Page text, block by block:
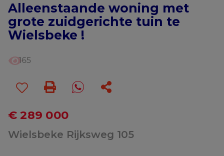
Alleenstaande woning met
grote zuidgerichte tuin te
Wielsbeke !
165
€ 289 000
Wielsbeke Rijksweg 105